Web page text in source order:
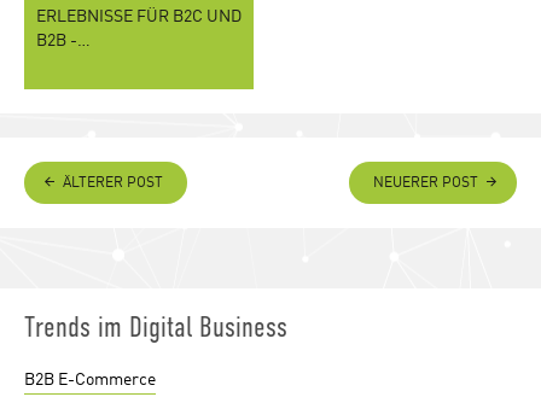
ERLEBNISSE FÜR B2C UND
B2B -…
ÄLTERER POST NEUERER POST
Trends im Digital Business
B2B E-Commerce